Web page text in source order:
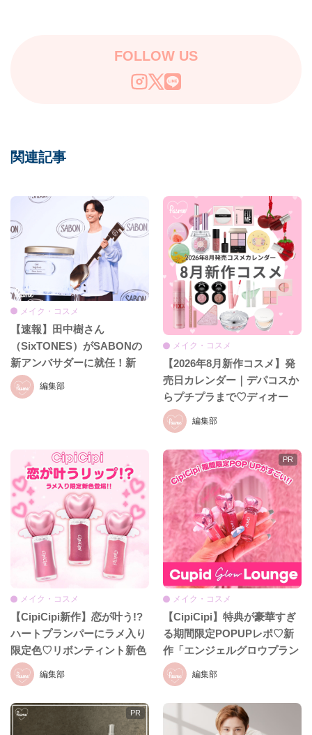
FOLLOW US
関連記事
編集部
メイク・コスメ
【速報】田中樹さん
（SixTONES）がSABONの
新アンバサダーに就任！新
CM初公開＆就任発表会をレ
ポ♡
編集部
メイク・コスメ
【2026年8月新作コスメ】発
売日カレンダー｜デパコスか
らプチプラまで♡ディオー
ル、イヴ・サンローラン、ケ
イト、セザンヌほか話題ブラ
ンドまとめ
編集部
メイク・コスメ
【CipiCipi新作】恋が叶う!?
ハートプランパーにラメ入り
限定色♡リボンティント新色
も8月19日発売
編集部
メイク・コスメ
【CipiCipi】特典が豪華すぎ
る期間限定POPUPレポ♡新
作「エンジェルグロウプラン
パー」も必見!!